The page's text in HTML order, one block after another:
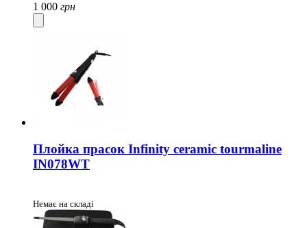
1 000 грн
Плойка прасок Infinity ceramic tourmaline
IN078WT
Немає на складі